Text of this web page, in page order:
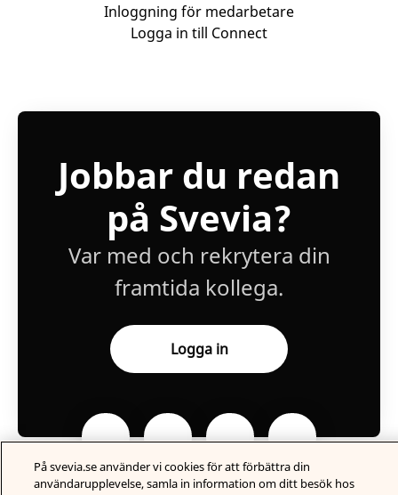
Inloggning för medarbetare
Logga in till Connect
Jobbar du redan
på Svevia?
Var med och rekrytera din
framtida kollega.
Logga in
På svevia.se använder vi cookies för att förbättra din
användarupplevelse, samla in information om ditt besök hos